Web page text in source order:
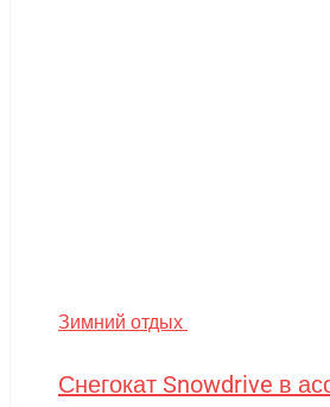
Зимний отдых
Снегокат Snowdrive в